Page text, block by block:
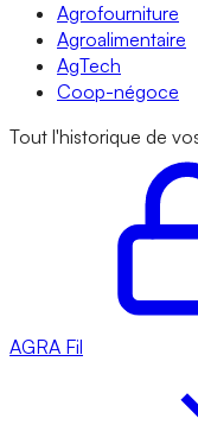
Agrofourniture
Agroalimentaire
AgTech
Coop-négoce
Tout l'historique de
AGRA Fil